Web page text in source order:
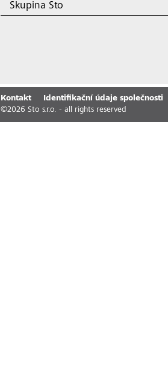
Skupina Sto
Kontakt Identifikační údaje společnosti
©2026 Sto s.r.o. - all rights reserved